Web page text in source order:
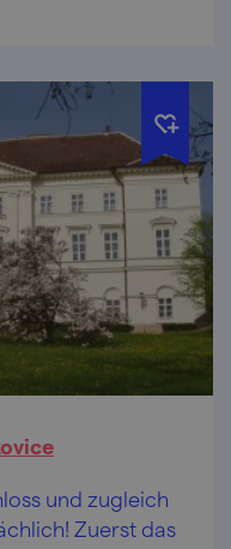
und zugleich
Zuerst das